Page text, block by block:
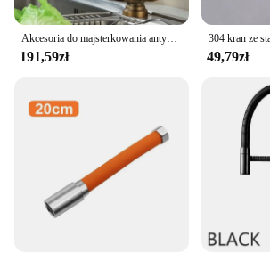
Akcesoria do majsterkowania antyczny mosiądz bateria kuchenna 360° obrotowa umywalka łazienkowa bateria zlewozmywakowa z kranu żuraw, torneira YT-6025
191,59zł 49,79zł